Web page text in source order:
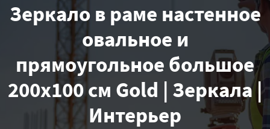
Зеркало в раме настенное
овальное и
прямоугольное большое
200х100 см Gold | Зеркала |
Интерьер